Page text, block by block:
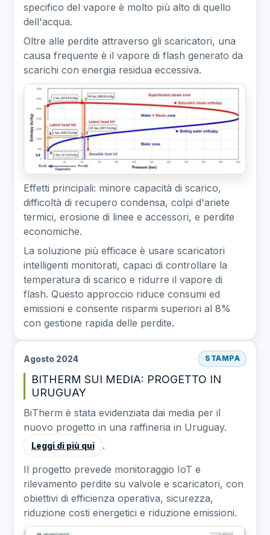
specifico del vapore è molto più alto di quello
dell'acqua.
Oltre alle perdite attraverso gli scaricatori, una
causa frequente è il vapore di flash generato da
scarichi con energia residua eccessiva.
Effetti principali: minore capacità di scarico,
difficoltà di recupero condensa, colpi d'ariete
termici, erosione di linee e accessori, e perdite
economiche.
La soluzione più efficace è usare scaricatori
intelligenti monitorati, capaci di controllare la
temperatura di scarico e ridurre il vapore di
flash. Questo approccio riduce consumi ed
emissioni e consente risparmi superiori al 8%
con gestione rapida delle perdite.
Agosto 2024 STAMPA
BITHERM SUI MEDIA: PROGETTO IN
URUGUAY
BiTherm è stata evidenziata dai media per il
nuovo progetto in una raffineria in Uruguay.
Leggi di più qui
.
Il progetto prevede monitoraggio IoT e
rilevamento perdite su valvole e scaricatori, con
obiettivi di efficienza operativa, sicurezza,
riduzione costi energetici e riduzione emissioni.